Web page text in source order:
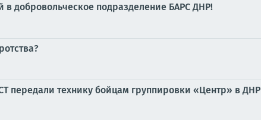
добровольческое подразделение БАРС ДНР!
передали технику бойцам группировки «Центр» в ДНР